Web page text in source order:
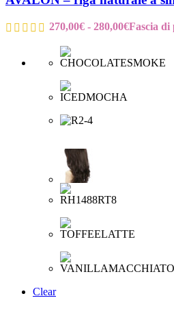
270,00€ - 280,00€Fascia di
Clear